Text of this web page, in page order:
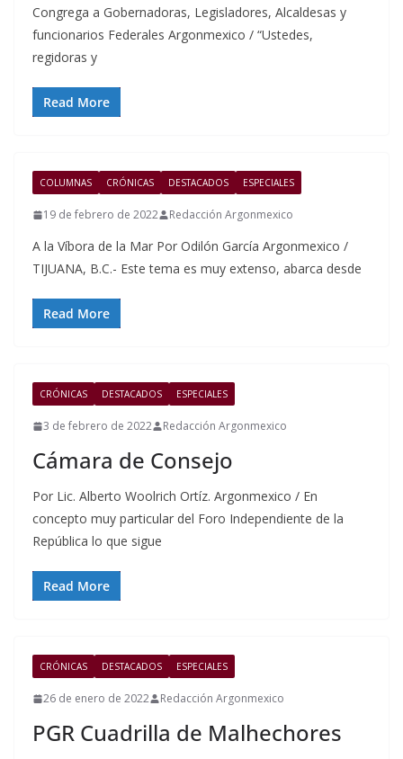
Congrega a Gobernadoras, Legisladores, Alcaldesas y
funcionarios Federales Argonmexico / “Ustedes,
regidoras y
Read More
COLUMNAS CRÓNICAS DESTACADOS ESPECIALES
19 de febrero de 2022 Redacción Argonmexico
A la Víbora de la Mar Por Odilón García Argonmexico /
TIJUANA, B.C.- Este tema es muy extenso, abarca desde
Read More
CRÓNICAS DESTACADOS ESPECIALES
3 de febrero de 2022 Redacción Argonmexico
Cámara de Consejo
Por Lic. Alberto Woolrich Ortíz. Argonmexico / En
concepto muy particular del Foro Independiente de la
República lo que sigue
Read More
CRÓNICAS DESTACADOS ESPECIALES
26 de enero de 2022 Redacción Argonmexico
PGR Cuadrilla de Malhechores